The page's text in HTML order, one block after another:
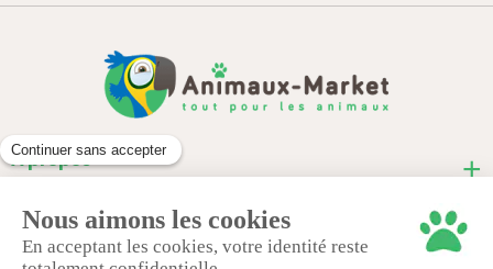
À propos
Informations pratiques